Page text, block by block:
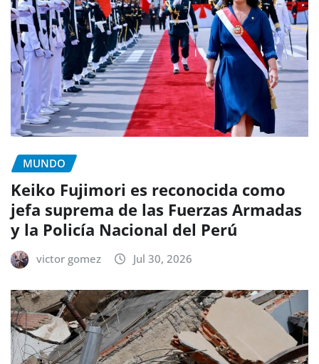
MUNDO
Keiko Fujimori es reconocida como
jefa suprema de las Fuerzas Armadas
y la Policía Nacional del Perú
victor gomez Jul 30, 2026